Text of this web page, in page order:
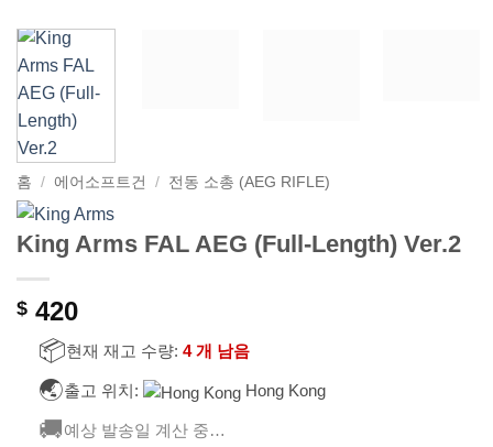
홈 / 에어소프트건 / 전동 소총 (AEG RIFLE)
King Arms FAL AEG (Full-Length) Ver.2
$ 420
📦현재 재고 수량: 4 개 남음
🌏출고 위치: Hong Kong
🚚예상 발송일 계산 중…